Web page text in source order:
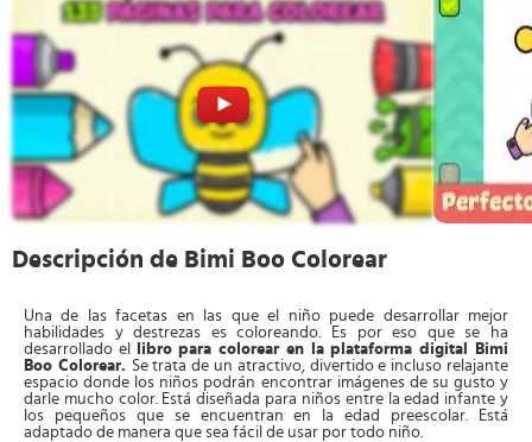
Descripción de Bimi Boo Colorear
Una de las facetas en las que el niño puede desarrollar mejor
habilidades y destrezas es coloreando. Es por eso que se ha
desarrollado el
libro para colorear en la plataforma digital Bimi
Boo Colorear. Se trata de un atractivo, divertido e incluso relajante
espacio donde los niños podrán encontrar imágenes de su gusto y
darle mucho color. Está diseñada para niños entre la edad infante y
los pequeños que se encuentran en la edad preescolar. Está
adaptado de manera que sea fácil de usar por todo niño.